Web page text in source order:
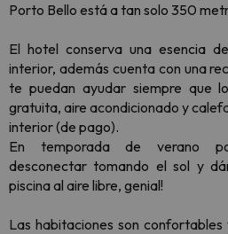
Porto Bello está a tan solo 350
El hotel conserva una esencia
interior, además cuenta con una
te puedan ayudar siempre que
gratuita, aire acondicionado y
interior (de pago).
En temporada de verano
desconectar tomando el sol y
piscina al aire libre, genial!
Las habitaciones son confortables